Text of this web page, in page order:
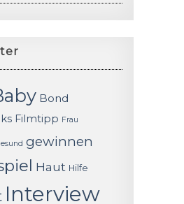
Bond
Filmtipp Frau
gewinnen
Haut Hilfe
Interview